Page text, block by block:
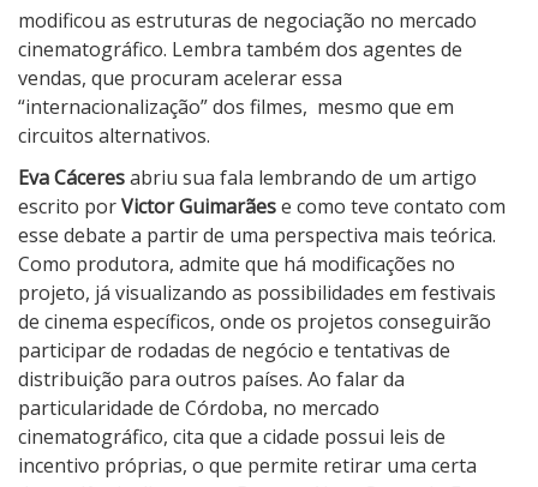
modificou as estruturas de negociação no mercado
cinematográfico. Lembra também dos agentes de
vendas, que procuram acelerar essa
“internacionalização” dos filmes, mesmo que em
circuitos alternativos.
Eva Cáceresabriu sua fala lembrando de um artigo
escrito porVictor Guimarãese como teve contato com
esse debate a partir de uma perspectiva mais teórica.
Como produtora, admite que há modificações no
projeto, já visualizando as possibilidades em festivais
de cinema específicos, onde os projetos conseguirão
participar de rodadas de negócio e tentativas de
distribuição para outros países. Ao falar da
particularidade de Córdoba, no mercado
cinematográfico, cita que a cidade possui leis de
incentivo próprias, o que permite retirar uma certa